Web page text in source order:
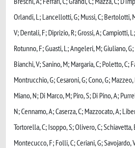
Orlandi, L; Lancellotti, G; Mussi, C; Bertolotti,
V; Dentali, F; Diprizio, R; Grossi, A; Campiotti,
Rotunno, F; Guasti, L; Angeleri, M; Giuliano,
Bianchi, V; Sanino, M; Margaria, C; Poletto, C;
Montrucchio, G; Cesaroni, G; Cono, G;
Miano, N; Di Marco, M; Piro, S; Di Pino, A;
N; Cennamo, A; Caserza, C; Mazzocato, A;
Tortorella, C; Isoppo, S; Olivero, C; Schiavetta,
Montecucco, F; Folli, C; Ceriani, G; Savojardo,